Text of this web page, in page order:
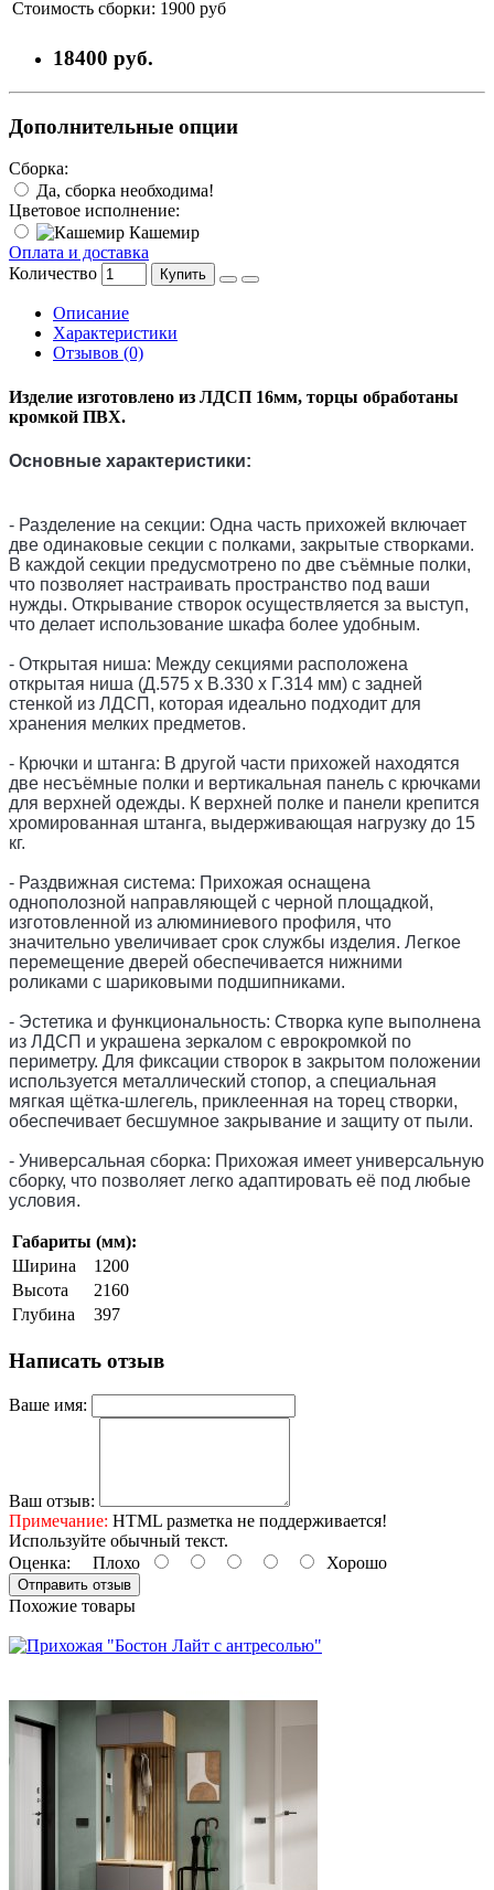
Стоимость сборки: 1900 руб
18400 руб.
Дополнительные опции
Сборка:
Да, сборка необходима!
Цветовое исполнение:
Кашемир
Оплата и доставка
Количество
Купить
Описание
Характеристики
Отзывов (0)
Изделие изготовлено из ЛДСП 16мм, торцы обработаны
кромкой ПВХ.
Основные характеристики:
- Разделение на секции: Одна часть прихожей включает
две одинаковые секции с полками, закрытые створками.
В каждой секции предусмотрено по две съёмные полки,
что позволяет настраивать пространство под ваши
нужды. Открывание створок осуществляется за выступ,
что делает использование шкафа более удобным.
- Открытая ниша: Между секциями расположена
открытая ниша (Д.575 х В.330 х Г.314 мм) с задней
стенкой из ЛДСП, которая идеально подходит для
хранения мелких предметов.
- Крючки и штанга: В другой части прихожей находятся
две несъёмные полки и вертикальная панель с крючками
для верхней одежды. К верхней полке и панели крепится
хромированная штанга, выдерживающая нагрузку до 15
кг.
- Раздвижная система: Прихожая оснащена
однополозной направляющей с черной площадкой,
изготовленной из алюминиевого профиля, что
значительно увеличивает срок службы изделия. Легкое
перемещение дверей обеспечивается нижними
роликами с шариковыми подшипниками.
- Эстетика и функциональность: Створка купе выполнена
из ЛДСП и украшена зеркалом с еврокромкой по
периметру. Для фиксации створок в закрытом положении
используется металлический стопор, а специальная
мягкая щётка-шлегель, приклеенная на торец створки,
обеспечивает бесшумное закрывание и защиту от пыли.
- Универсальная сборка: Прихожая имеет универсальную
сборку, что позволяет легко адаптировать её под любые
условия.
Габариты (мм):
Ширина
1200
Высота
2160
Глубина
397
Написать отзыв
Ваше имя:
Ваш отзыв:
Примечание: HTML разметка не поддерживается!
Используйте обычный текст.
Оценка: Плохо Хорошо
Отправить отзыв
Похожие товары